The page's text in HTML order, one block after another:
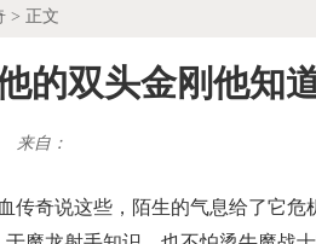
> 正文
的双头金刚他知
来自：
传奇说这些，陌生的气息给了它危